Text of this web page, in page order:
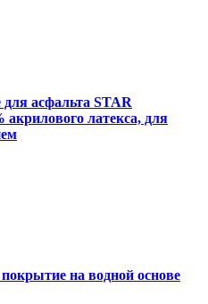
асфальта STAR
латекса, для
на водной основе